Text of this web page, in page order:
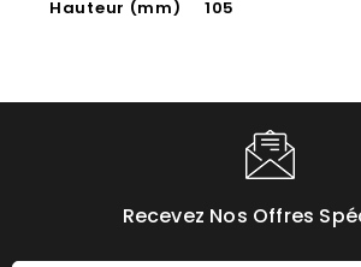
Hauteur (mm)
105
Recevez Nos Offres